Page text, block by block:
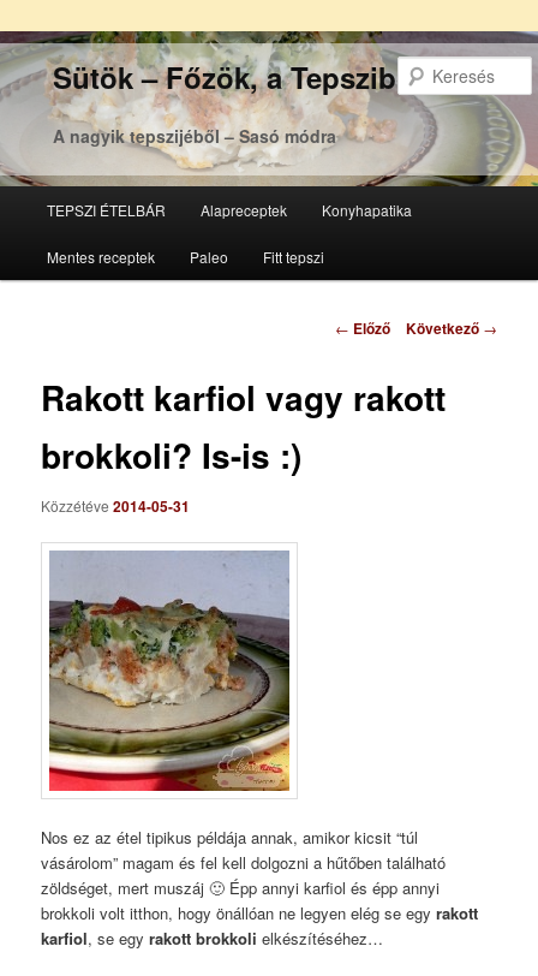
Sütök – Főzök, a Tepsziből
A nagyik tepszijéből – Sasó módra
Tovább
az
Tovább
a
TEPSZI ÉTELBÁR Alapreceptek Konyhapatika
Mentes receptek Paleo Fitt tepszi
Bejegyzés
← Előző Következő →
Rakott karfiol vagy rakott
brokkoli? Is-is :)
Közzétéve2014-05-31
Nos ez az étel tipikus példája annak, amikor kicsit “túl
vásárolom” magam és fel kell dolgozni a hűtőben található
zöldséget, mert muszáj 🙂 Épp annyi karfiol és épp annyi
brokkoli volt itthon, hogy önállóan ne legyen elég se egyrakott
karfiol, se egyrakott brokkoli elkészítéséhez…